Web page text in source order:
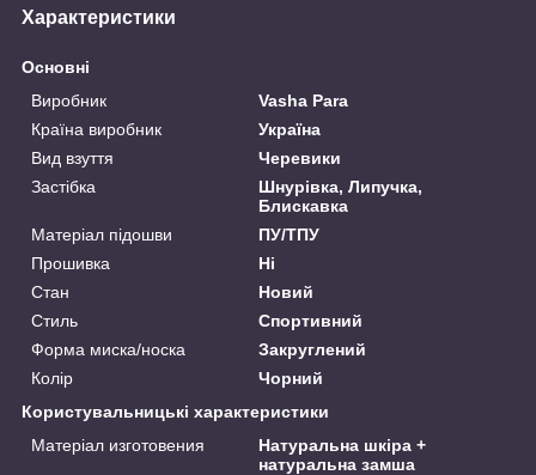
Характеристики
Основні
Виробник
Vasha Para
Країна виробник
Україна
Вид взуття
Черевики
Застібка
Шнурівка, Липучка,
Блискавка
Матеріал підошви
ПУ/ТПУ
Прошивка
Ні
Стан
Новий
Стиль
Спортивний
Форма миска/носка
Закруглений
Колір
Чорний
Користувальницькі характеристики
Матеріал изготовения
Натуральна шкіра +
натуральна замша